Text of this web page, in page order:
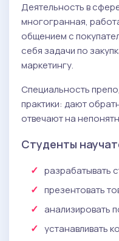
Деятельность в
многогранная,
общением с
себя задачи по
маркетингу.
Специальность
практики: дают
отвечают на
Студенты
разрабатывать
презентовать
анализировать
устанавливать